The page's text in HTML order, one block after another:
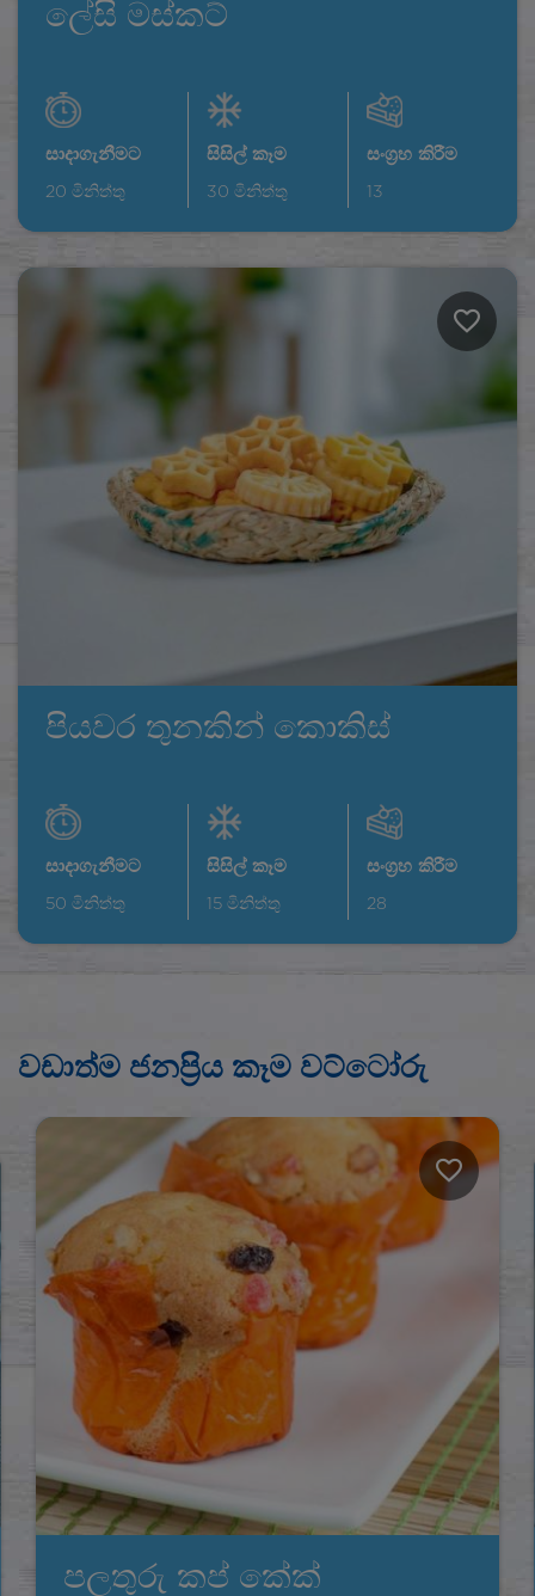
ලේසි මස්කට්
සාදාගැනීමට
20 මිනිත්තු
සිසිල් කෑම
30 මිනිත්තු
සංග්‍රහ කිරීම
13
පියවර තුනකින් කොකිස්
සාදාගැනීමට
50 මිනිත්තු
සිසිල් කෑම
15 මිනිත්තු
සංග්‍රහ කිරීම
28
වඩාත්ම ජනප්‍රිය කෑම වට්ටෝරු
පලතුරු කප් කේක්